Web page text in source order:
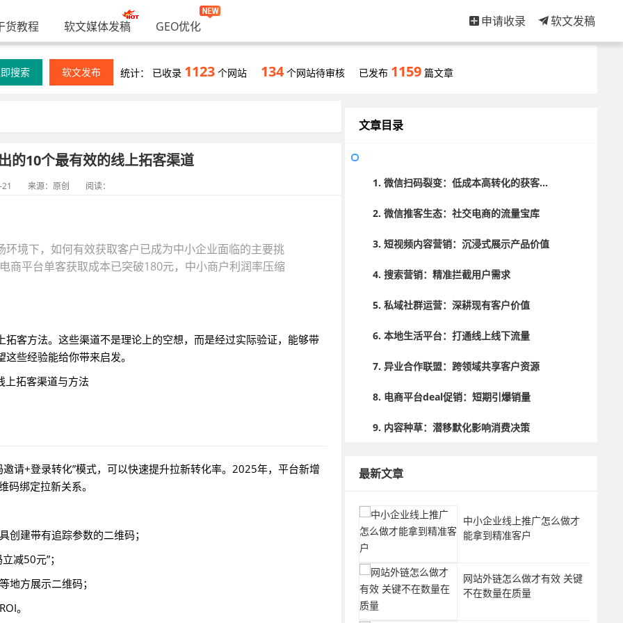
货教程 软文媒体发稿 GEO优化 申请收录 软文发稿
软文发布
搜索 统计： 已收录 1123 个网站 134个网站待审核 已发布 1159 篇文章
的10个最有效的线上拓客渠道
来源：原创 阅读：
境下，如何有效获取客户已成为中小企业面临的主要挑
商平台单客获取成本已突破180元，中小商户利润率压缩
客方法。这些渠道不是理论上的空想，而是经过实际验证，能够带
些经验能给你带来启发。
请+登录转化”模式，可以快速提升拉新转化率。2025年，平台新增
码绑定拉新关系。
创建带有追踪参数的二维码；
减50元”；
地方展示二维码；
。
文章目录
1. 微信扫码裂变：低成本高转化的获客利器
2. 微信推客生态：社交电商的流量宝库
3. 短视频内容营销：沉浸式展示产品价值
4. 搜索营销：精准拦截用户需求
5. 私域社群运营：深耕现有客户价值
6. 本地生活平台：打通线上线下流量
7. 异业合作联盟：跨领域共享客户资源
8. 电商平台deal促销：短期引爆销量
9. 内容种草：潜移默化影响消费决策
最新文章
中小企业线上推广怎么做才
能拿到精准客户
网站外链怎么做才有效 关键
不在数量在质量